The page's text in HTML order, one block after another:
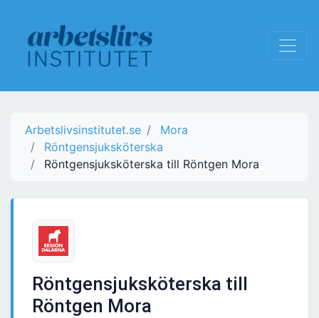
Arbetslivsinstitutet.se
Mora
Röntgensjuksköterska
Röntgensjuksköterska till Röntgen Mora
Röntgensjuksköterska till
Röntgen Mora